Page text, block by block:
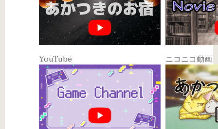
YouTube ニコニコ動画